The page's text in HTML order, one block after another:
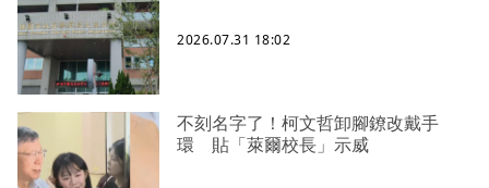
2026.07.31 18:02
不刻名字了！柯文哲卸腳鐐改戴手
環 貼「萊爾校長」示威